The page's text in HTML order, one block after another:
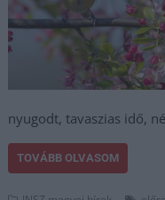
nyugodt, tavaszias idő,
TOVÁBB OLVASOM